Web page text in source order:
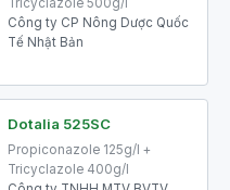
Tricyclazole 500g/l
Công ty CP Nông Dược Quốc
Tế Nhật Bản
Dotalia 525SC
Propiconazole 125g/l +
Tricyclazole 400g/l